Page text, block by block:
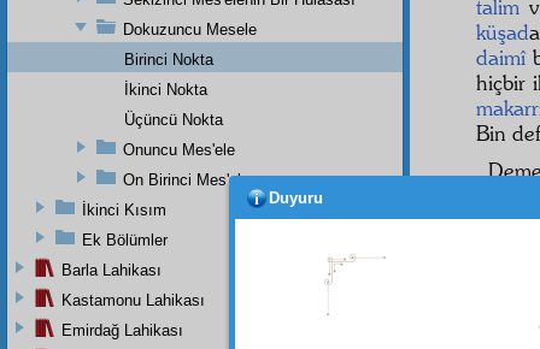
talim
küşad
daimî
hiçbir
makarr
Bin
Dokuzuncu Mesele
Birinci Nokta
İkinci Nokta
Üçüncü Nokta
Onuncu Mes'ele
On Birinci Mes'ele
İkinci Kısım
Ek Bölümler
Barla Lahikası
Kastamonu Lahikası
Emirdağ Lahikası
Duyuru